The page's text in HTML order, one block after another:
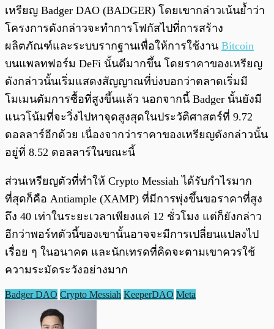
เหรียญ Badger DAO (BADGER) โดยเขากล่าวเน้นย้ำว่า
โครงการดังกล่าวจะทำการโฟกัสไปที่การสร้าง
ผลิตภัณฑ์และระบบรากฐานเพื่อให้การใช้งาน Bitcoin
บนแพลทฟอร์ม DeFi นั้นดีมากขึ้น โดยราคาของเหรียญ
ดังกล่าวนั้นเริ่มแสดงสัญญาณที่บ่งบอกว่าตลาดเริ่มมี
โมเมนตัมการซื้อที่สูงขึ้นแล้ว นอกจากนี้ Badger นั้นยังมี
แนวโน้มที่จะวิ่งไปหาจุดสูงสุดในประวัติศาสตร์ที่ 9.72
ดอลลาร์อีกด้วย เนื่องจากว่าราคาของเหรียญดังกล่าวนั้น
อยู่ที่ 8.52 ดอลลาร์ในขณะนี้
ส่วนเหรียญตัวที่ทำให้ Crypto Messiah ได้รับกำไรมาก
ที่สุดก็คือ Antiample (XAMP) ที่มีการพุ่งขึ้นขอราคาที่สูง
ถึง 40 เท่าในระยะเวลาเพียงแค่ 12 ชั่วโมง แต่ก็ยังกล่าว
อีกว่าพอร์ทตัวนี้ของเขานั้นอาจจะมีการเปลี่ยนแปลงไป
เรื่อย ๆ ในอนาคต และนักเทรดที่คิดจะตามเขาควรใช้
ความระมัดระวังอย่างมาก
Badger DAO Crypto Messiah KeeperDAO Meta